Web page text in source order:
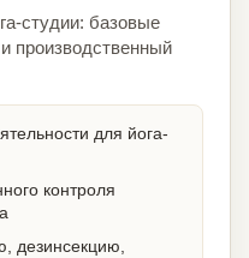
студии: базовые
производственный
для йога-
контроля
дезинсекцию,